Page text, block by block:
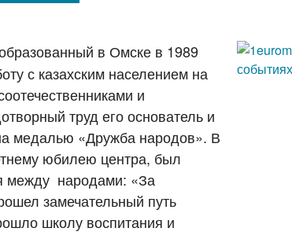
в Омске в 1989
с казахским населением на
и
труд его основатель и
медалью «Дружба народов». В
юбилею центра, был
между народами: «За
замечательный путь
школу воспитания и